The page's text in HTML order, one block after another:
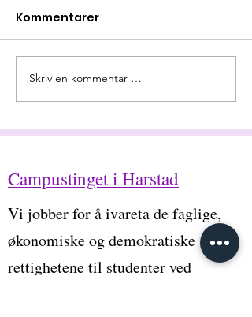
Kommentarer
Skriv en kommentar …
Campustinget i Harstad
Vi jobber for å ivareta de faglige,
økonomiske og demokratiske
rettighetene til studenter ved